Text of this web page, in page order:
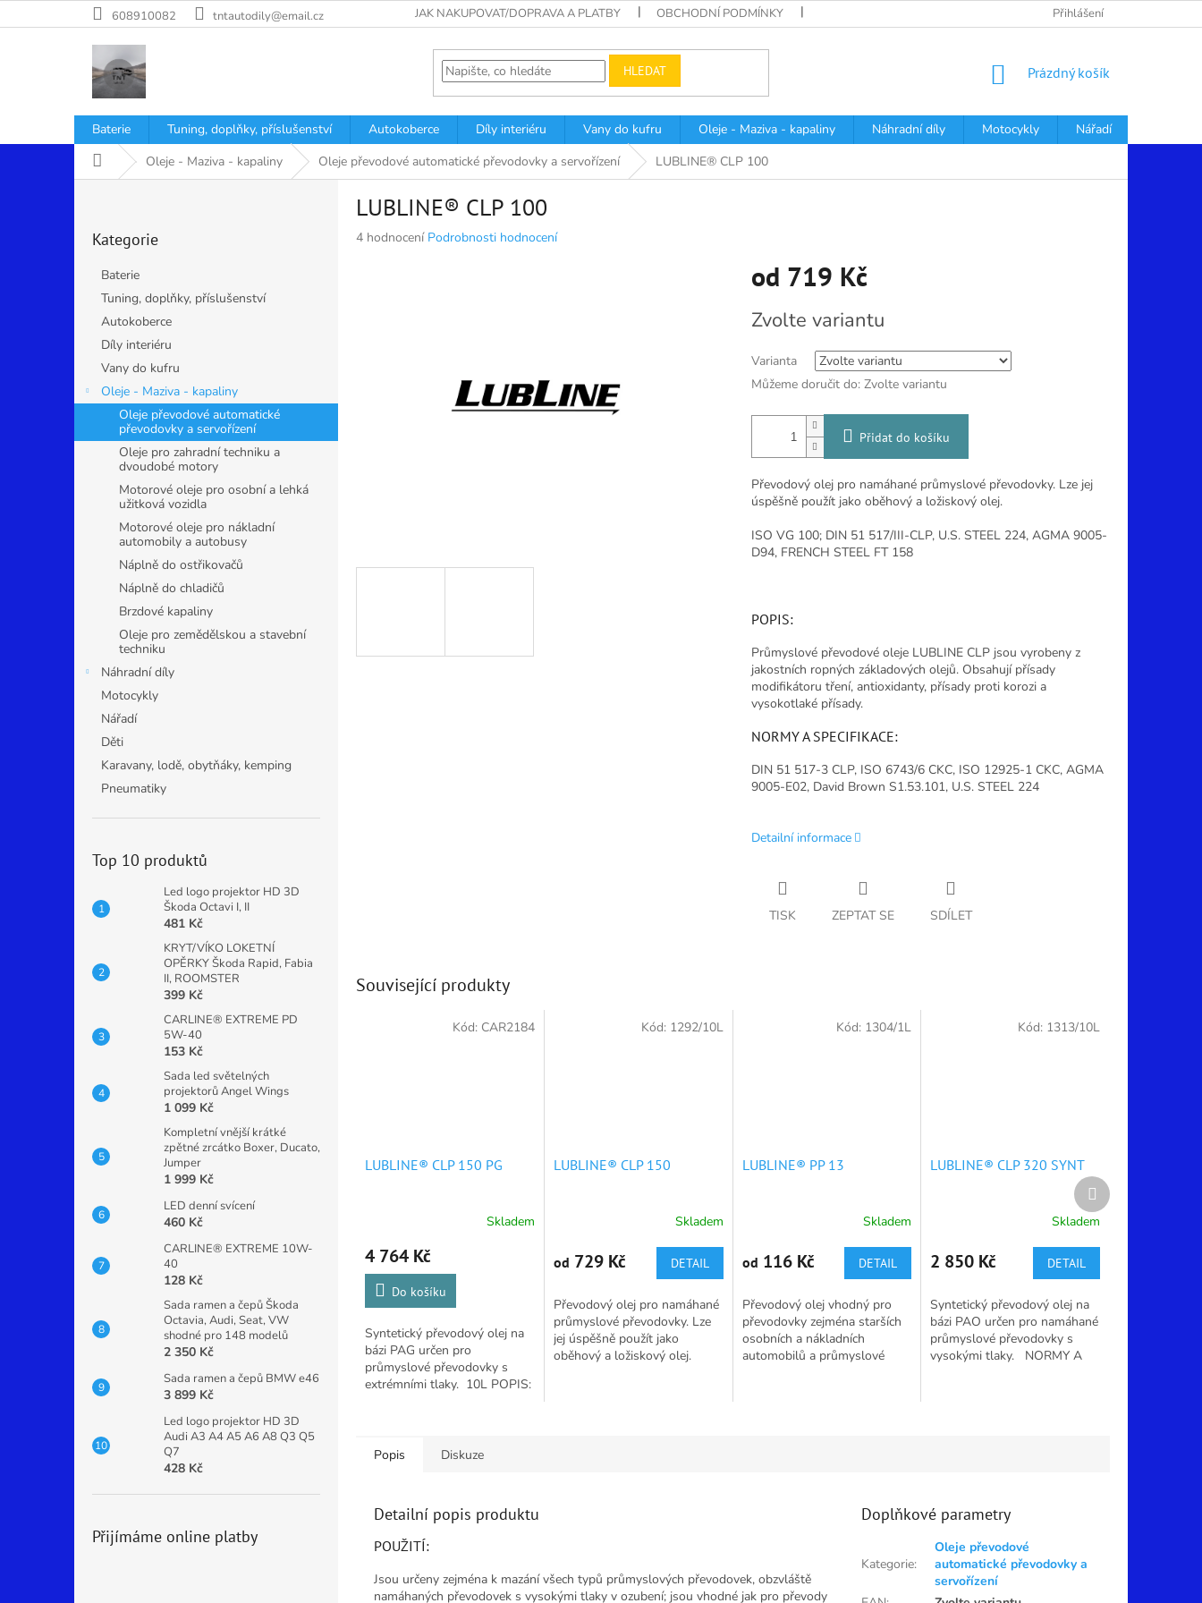
na
608910082 tntautodily@email.cz JAK NAKUPOVAT/DOPRAVA A PLATBY OBCHODNÍ PODMÍNKY Přihlášení
HLEDAT
NÁKUPNÍ
Prázdný košík
Baterie Tuning, doplňky, příslušenství Autokoberce Díly interiéru Vany do kufru Oleje - Maziva - kapaliny Náhradní díly Motocykly Nářadí
Domů Oleje - Maziva - kapaliny Oleje převodové automatické převodovky a servořízení LUBLINE® CLP 100
n
l
kategorie
Kategorie
Baterie
Tuning, doplňky, příslušenství
Autokoberce
Díly interiéru
Vany do kufru
Oleje - Maziva - kapaliny
Oleje převodové automatické
převodovky a servořízení
Oleje pro zahradní techniku a
dvoudobé motory
Motorové oleje pro osobní a lehká
užitková vozidla
Motorové oleje pro nákladní
automobily a autobusy
Náplně do ostřikovačů
Náplně do chladičů
Brzdové kapaliny
Oleje pro zemědělskou a stavební
techniku
Náhradní díly
Motocykly
Nářadí
Děti
Karavany, lodě, obytňáky, kemping
Pneumatiky
Top 10 produktů
Led logo projektor HD 3D
Škoda Octavi I, II
481 Kč
KRYT/VÍKO LOKETNÍ
OPĚRKY Škoda Rapid, Fabia
II, ROOMSTER
399 Kč
CARLINE® EXTREME PD
5W-40
153 Kč
Sada led světelných
projektorů Angel Wings
1 099 Kč
Kompletní vnější krátké
zpětné zrcátko Boxer, Ducato,
Jumper
1 999 Kč
LED denní svícení
460 Kč
CARLINE® EXTREME 10W-
40
128 Kč
Sada ramen a čepů Škoda
Octavia, Audi, Seat, VW
shodné pro 148 modelů
2 350 Kč
Sada ramen a čepů BMW e46
3 899 Kč
Led logo projektor HD 3D
Audi A3 A4 A5 A6 A8 Q3 Q5
Q7
428 Kč
Přijímáme online platby
LUBLINE® CLP 100
Průměrné
4 hodnocení Podrobnosti hodnocení
od 719 Kč
cena:
Zvolte variantu
Varianta
Můžeme doručit do: Zvolte variantu
Přidat do košíku
Převodový olej pro namáhané průmyslové převodovky. Lze jej
úspěšně použít jako oběhový a ložiskový olej.
ISO VG 100; DIN 51 517/III-CLP, U.S. STEEL 224, AGMA 9005-
D94, FRENCH STEEL FT 158
POPIS:
Průmyslové převodové oleje LUBLINE CLP jsou vyrobeny z
jakostních ropných základových olejů. Obsahují přísady
modifikátoru tření, antioxidanty, přísady proti korozi a
vysokotlaké přísady.
NORMY A SPECIFIKACE:
DIN 51 517-3 CLP, ISO 6743/6 CKC, ISO 12925-1 CKC, AGMA
9005-E02, David Brown S1.53.101, U.S. STEEL 224
Detailní informace
TISK ZEPTAT SE SDÍLET
Související produkty
LUBLINE® CLP 150 PG
produktu
je
5,0
z
5
hvězdiček.
Skladem
4 764 Kč
Do košíku
Syntetický převodový olej na
bázi PAG určen pro
průmyslové převodovky s
extrémními tlaky. 10L POPIS:
Kód: CAR2184
LUBLINE® CLP 150
produktu
z
5
hvězdiček.
Skladem
od 729 Kč DETAIL
Převodový olej pro namáhané
průmyslové převodovky. Lze
jej úspěšně použít jako
oběhový a ložiskový olej.
Kód: 1292/10L
LUBLINE® PP 13
produktu
z
5
hvězdiček.
Skladem
od 116 Kč DETAIL
Převodový olej vhodný pro
převodovky zejména starších
osobních a nákladních
automobilů a průmyslové
Kód: 1304/1L
LUBLINE® CLP 320 SYNT
produktu
z
5
hvězdiček.
Skladem
2 850 Kč DETAIL
Syntetický převodový olej na
bázi PAO určen pro namáhané
průmyslové převodovky s
vysokými tlaky. NORMY A
Kód: 1313/10L
Další
produkt
Popis Diskuze
Detailní popis produktu
POUŽITÍ:
Jsou určeny zejména k mazání všech typů průmyslových převodovek, obzvláště
namáhaných převodovek s vysokými tlaky v ozubení; jsou vhodné jak pro převody
Doplňkové parametry
Kategorie:
Oleje převodové
automatické převodovky a
servořízení